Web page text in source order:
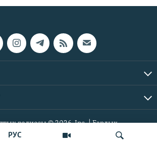
РУС
радиосы © 2026, Inc. | Барлық